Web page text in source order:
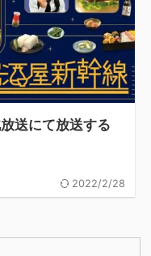
送にて放送する
2022/2/28